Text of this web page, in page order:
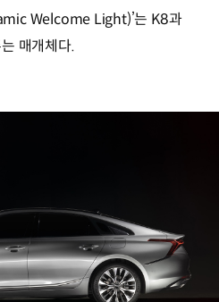
Welcome Light)’는 K8과
매개체다.